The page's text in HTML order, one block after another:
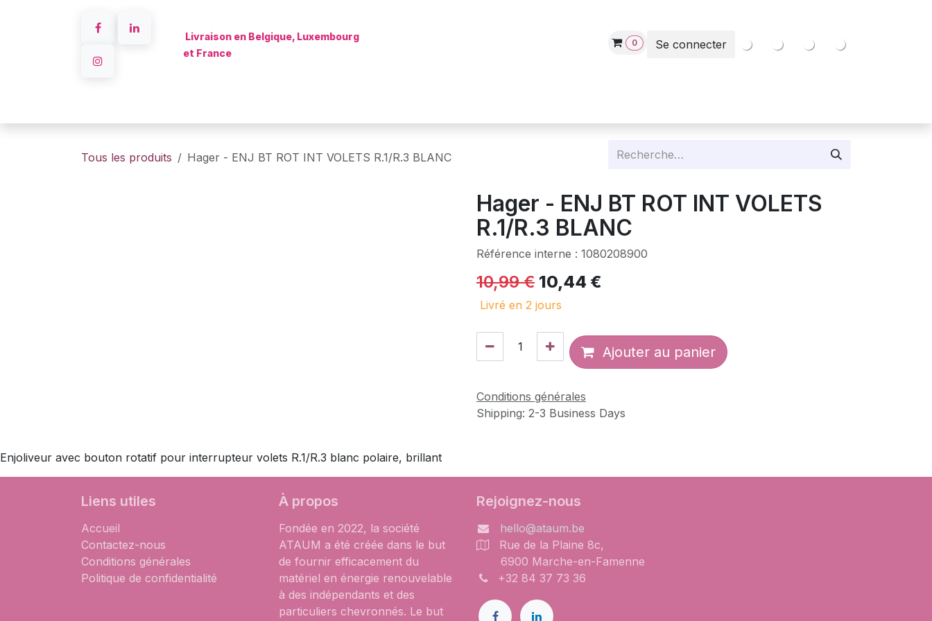
Livraison en Belgique, Luxembourg
et France
0 Se connecter
Tous les produits Hager - ENJ BT ROT INT VOLETS R.1/R.3 BLANC
Hager - ENJ BT ROT INT VOLETS
R.1/R.3 BLANC
Référence interne : 1080208900
10,99€ 10,44 €
Livré en 2 jours
Ajouter au panier
Conditions générales
Shipping: 2-3 Business Days
Enjoliveur avec bouton rotatif pour interrupteur volets R.1/R.3 blanc polaire, brillant
Liens utiles
Accueil
Contactez-nous
Conditions générales
Politique de confidentialité
À propos
Fondée en 2022, la société
ATAUM a été créée dans le but
de fournir efficacement du
matériel en énergie renouvelable
à des indépendants et des
particuliers chevronnés. Le but
Rejoignez-nous
hello@ataum.be
Rue de la Plaine 8c,
6900 Marche-en-Famenne
+32 84 37 73 36